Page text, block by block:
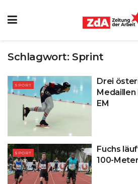
Schlagwort: Sprint
SPORT
Drei
Medaillen
EM
SPORT
Fuchs
100-